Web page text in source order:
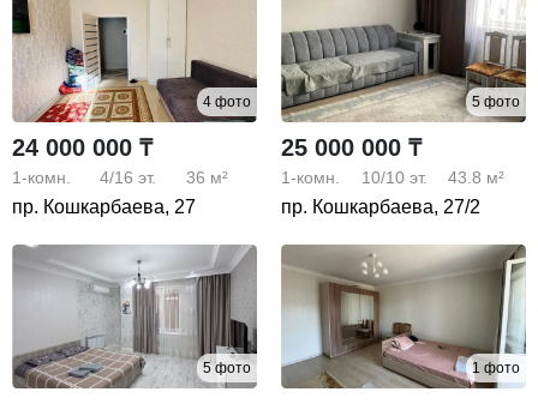
4 фото
24 000 000 ₸
1-комн. 4/16 эт. 36 м²
пр. Кошкарбаева, 27
5 фото
25 000 000 ₸
1-комн. 10/10 эт. 43.8 м²
пр. Кошкарбаева, 27/2
5 фото 1 фото